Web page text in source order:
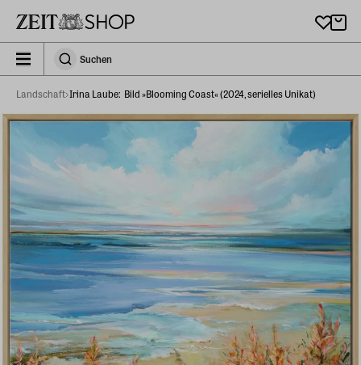
zeit_storefront.components.search.collapsed
SuchenSuchen
Landschaft Irina Laube: ​ Bild »Blooming Coast« (2024, serielles Unikat)